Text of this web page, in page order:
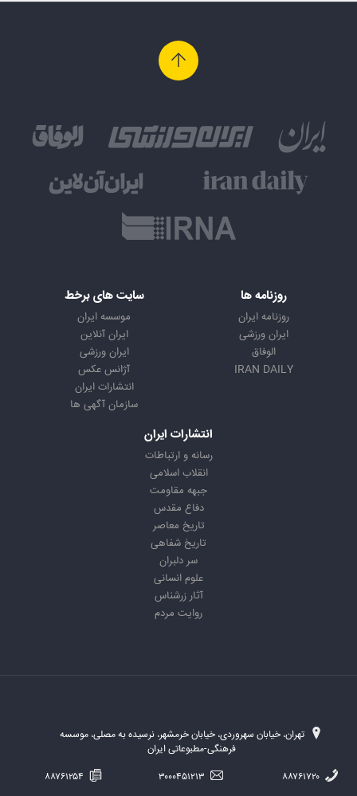
روزنامه ها
روزنامه ایران
ایران ورزشی
الوفاق
IRAN DAILY
سایت های برخط
موسسه ایران
ایران آنلاین
ایران ورزشی
آژانس عکس
انتشارات ایران
سازمان آگهی ها
انتشارات ایران
رسانه و ارتباطات
انقلاب اسلامی
جبهه مقاومت
دفاع مقدس
تاریخ معاصر
تاریخ شفاهی
سر دلبران
علوم انسانی
آثار زرشناس
روایت مردم
تهران، خیابان سهروردی، خیابان خرمشهر، نرسیده به مصلی، موسسه
فرهنگی-مطبوعاتی ایران